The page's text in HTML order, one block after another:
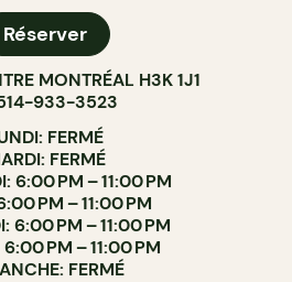
Réserver
MONTRÉAL H3K 1J1
933-3523
FERMÉ
FERMÉ
6:00 PM – 11:00 PM
PM – 11:00 PM
6:00 PM – 11:00 PM
PM – 11:00 PM
FERMÉ